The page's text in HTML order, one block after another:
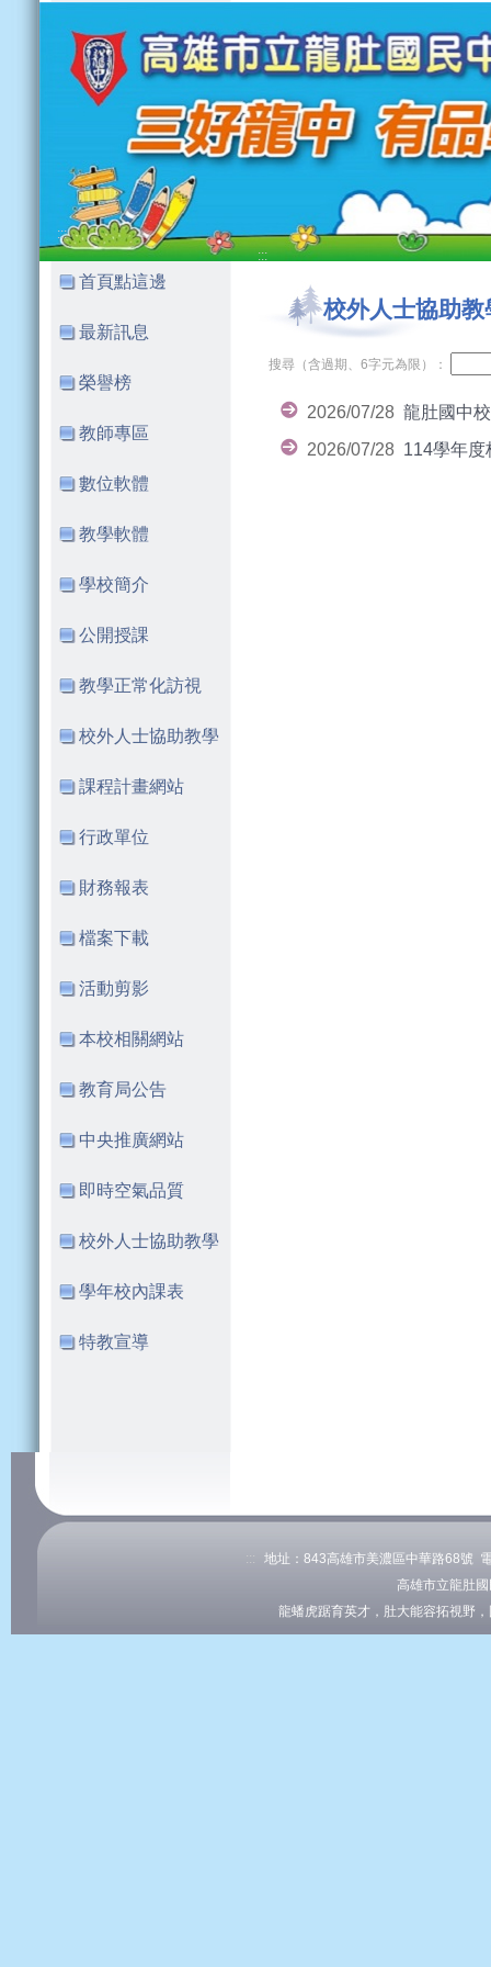
:::
首頁點這邊
最新訊息
榮譽榜
教師專區
數位軟體
教學軟體
學校簡介
公開授課
教學正常化訪視
校外人士協助教學
課程計畫網站
行政單位
財務報表
檔案下載
活動剪影
本校相關網站
教育局公告
中央推廣網站
即時空氣品質
校外人士協助教學
學年校內課表
特教宣導
:::
校外人士協助教
搜尋（含過期、6字元為限）：
2026/07/28 龍肚國中
2026/07/28 114學年
:::
地址：843高雄市美濃區中華路68號
高雄市立龍肚
龍蟠虎踞育英才，肚大能容拓視野